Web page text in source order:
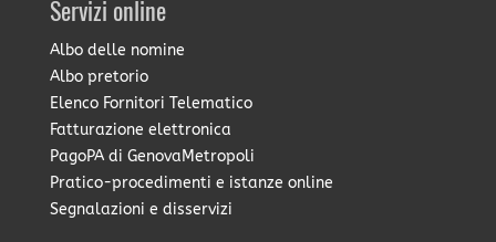
Servizi online
Albo delle nomine
Albo pretorio
Elenco Fornitori Telematico
Fatturazione elettronica
PagoPA di GenovaMetropoli
Pratico-procedimenti e istanze online
Segnalazioni e disservizi